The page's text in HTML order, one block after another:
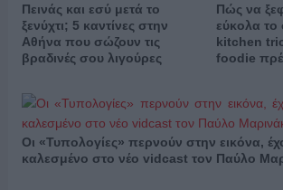
Πεινάς και εσύ μετά το
ξενύχτι; 5 καντίνες στην
Αθήνα που σώζουν τις
βραδινές σου λιγούρες
Πώς να
εύκολα
kitchen
foodie
Οι «Τυπολογίες» περνούν στην εικόνα,
καλεσμένο στο νέο vidcast τον Παύλο